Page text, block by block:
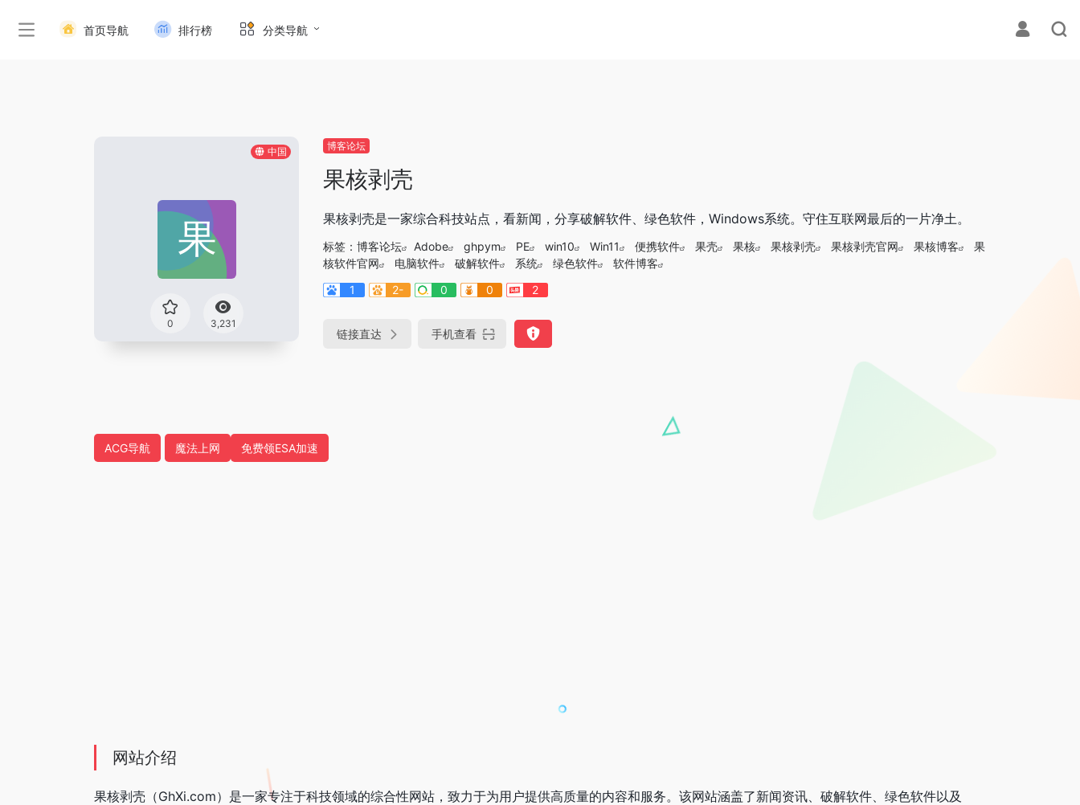
首页导航 排行榜 分类导航
中国
0 3,231
博客论坛
果核剥壳
果核剥壳是一家综合科技站点，看新闻，分享破解软件、绿色软件，Windows系统。守住互联网最后的一片净土。
标签： 博客论坛 Adobe ghpym PE win10 Win11 便携软件 果壳 果核 果核剥壳 果核剥壳官网 果核博客
果
核软件官网
电脑软件 破解软件 系统 绿色软件
软件博客
1
2- 0 0 2
链接直达 手机查看
ACG导航 魔法上网 免费领ESA加速
网站介绍
果核剥壳（GhXi.com）是一家专注于科技领域的综合性网站，致力于为用户提供高质量的内容和服务。该网站涵盖了新闻资讯、破解软件、绿色软件以及